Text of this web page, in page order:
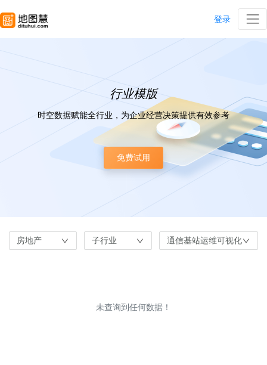
登录
行业模版
时空数据赋能全行业，为企业经营决策提供有效参考
免费试用
房地产 子行业 通信基站运维可视化
未查询到任何数据！